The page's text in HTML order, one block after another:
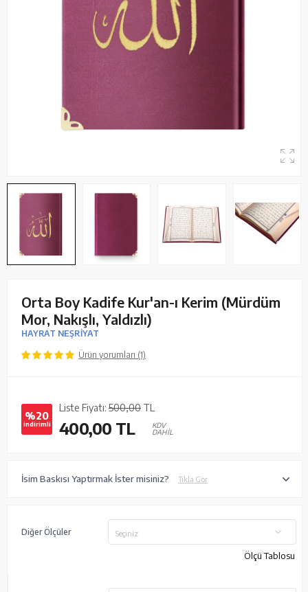
Orta Boy Kadife Kur'an-ı Kerim (Mürdüm
Mor, Nakışlı, Yaldızlı)
HAYRAT NEŞRİYAT
Ürün yorumları (1)
%20
indirimli
Liste Fiyatı: 500,00 TL
400,00 TL
KDV
DAHİL
İsim Baskısı Yaptırmak İster misiniz? Tıkla Gör
Diğer Ölçüler Seçiniz
Ölçü Tablosu